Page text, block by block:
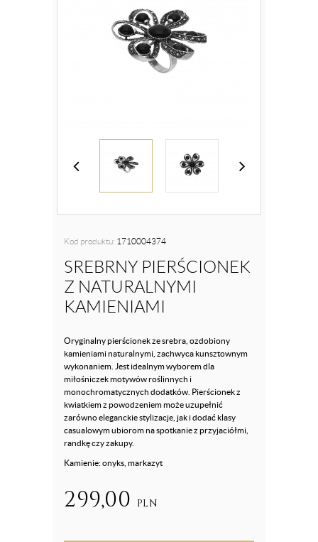
Kod produktu: 1710004374
SREBRNY PIERŚCIONEK
Z NATURALNYMI
KAMIENIAMI
Oryginalny pierścionek ze srebra, ozdobiony
kamieniami naturalnymi, zachwyca kunsztownym
wykonaniem. Jest idealnym wyborem dla
miłośniczek motywów roślinnych i
monochromatycznych dodatków. Pierścionek z
kwiatkiem z powodzeniem może uzupełnić
zarówno eleganckie stylizacje, jak i dodać klasy
casualowym ubiorom na spotkanie z przyjaciółmi,
randkę czy zakupy.
Kamienie: onyks, markazyt
299,00 PLN